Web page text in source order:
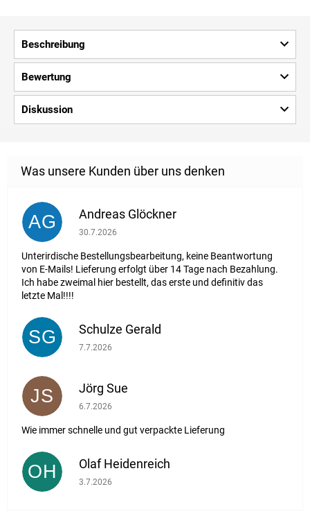
Beschreibung
Bewertung
Diskussion
AG Andreas Glöckner
Die Shop-Bewertung beträgt 1 von 5 Sternen.
30.7.2026
Unterirdische Bestellungsbearbeitung, keine Beantwortung
von E-Mails! Lieferung erfolgt über 14 Tage nach Bezahlung.
Ich habe zweimal hier bestellt, das erste und definitiv das
letzte Mal!!!!
SG Schulze Gerald
Die Shop-Bewertung beträgt 5 von 5 Sternen.
7.7.2026
JS Jörg Sue
Die Shop-Bewertung beträgt 5 von 5 Sternen.
6.7.2026
Wie immer schnelle und gut verpackte Lieferung
OH Olaf Heidenreich
Die Shop-Bewertung beträgt 5 von 5 Sternen.
3.7.2026